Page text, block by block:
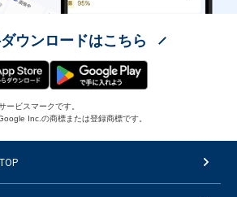
ウンロードはこちら
ビスマークです。
Inc.の商標または登録商標です。